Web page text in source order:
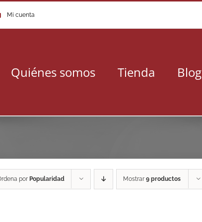
Mi cuenta
Quiénes somos Tienda Blog
por Popularidad Mostrar 9 productos